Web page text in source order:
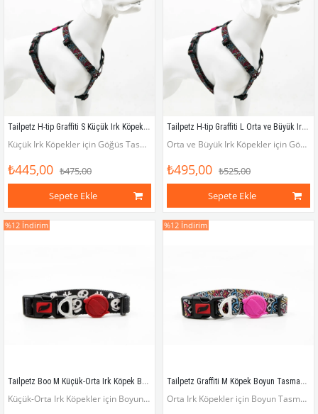
Tailpetz H-tip Graffiti S Küçük Irk Köpek Göğüs Tasması (Göğüs 32 cm x 51 cm)
Küçük Irk Köpekler için Göğüs Tasması (Göğüs çevresi 32 - 51 cm)
₺445,00 ₺475,00
Sepete Ekle
Tailpetz H-tip Graffiti L Orta ve Büyük Irk Köpek Göğüs Tasması (Göğüs 62 cm x 107 cm)
Orta ve Büyük Irk Köpekler için Göğüs Tasması (Göğüs çevresi 62 - 107 cm)
₺495,00 ₺525,00
Sepete Ekle
Tailpetz Boo M Küçük-Orta Irk Köpek Boyun Tasması (Boyun 30 cm x 50 cm)
Küçük-Orta Irk Köpekler için Boyun Tasması (Boyun çevresi 30 x 50 cm)
%12 İndirim
Tailpetz Graffiti M Köpek Boyun Tasması (Boyun 30 cm x 50 cm)
Orta Irk Köpekler için Boyun Tasması (Boyun çevresi 30 x 50 cm)
%12 İndirim